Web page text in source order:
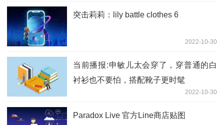
突击莉莉：lily battle clothes 6
2022-10-30
当前播报:申敏儿太会穿了，穿普通的白
衬衫也不要怕，搭配靴子更时髦
2022-10-30
Paradox Live 官方Line商店贴图